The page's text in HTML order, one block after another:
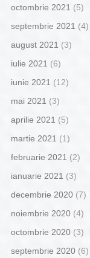
octombrie 2021 (5)
septembrie 2021 (4)
august 2021 (3)
iulie 2021 (6)
iunie 2021 (12)
mai 2021 (3)
aprilie 2021 (5)
martie 2021 (1)
februarie 2021 (2)
ianuarie 2021 (3)
decembrie 2020(7)
noiembrie 2020(4)
octombrie 2020(3)
septembrie 2020(6)